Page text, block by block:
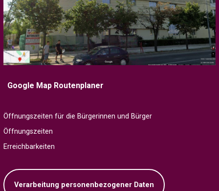
Google Map Routenplaner
Öffnungszeiten für die Bürgerinnen und Bürger
Öffnungszeiten
Erreichbarkeiten
Verarbeitung personenbezogener Daten